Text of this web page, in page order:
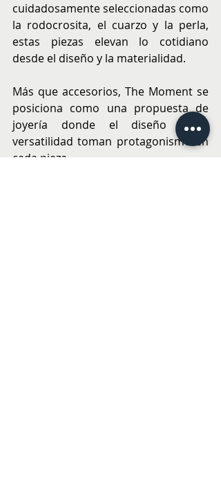
cuidadosamente seleccionadas como
la rodocrosita, el cuarzo y la perla,
estas piezas elevan lo cotidiano
desde el diseño y la materialidad.
Más que accesorios, The Moment se
posiciona como una propuesta de
joyería donde el diseño y la
versatilidad toman protagonismo en
cada pieza.